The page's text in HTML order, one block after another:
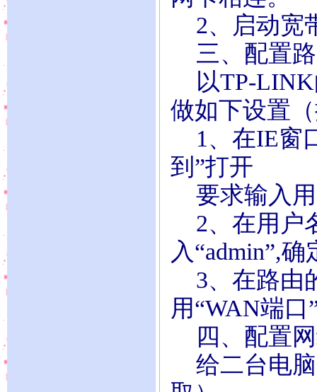
2、启动宽
三、配置
以TP-LINK
做如下设置
1、在IE窗
到”打开
要求输入用
2、在用户
入“admin”,
3、在路由
用“WAN端
四、配置
给二台电脑